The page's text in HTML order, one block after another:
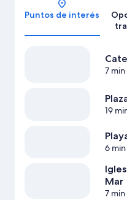
Puntos de interés
7
19
6
Mar
7